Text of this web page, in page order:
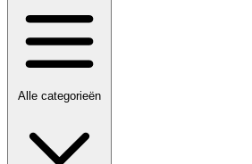
Alle categorieën